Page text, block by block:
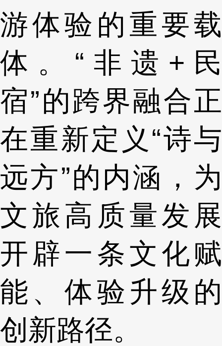
游体验的重要载
体。“非遗+民
宿”的跨界融合正
在重新定义“诗与
远方”的内涵，为
文旅高质量发展
开辟一条文化赋
能、体验升级的
创新路径。